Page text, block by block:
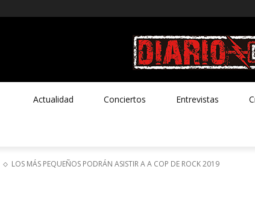
Actualidad Conciertos Entrevistas
LOS MÁS PEQUEÑOS PODRÁN ASISTIR A A COP DE ROCK 2019